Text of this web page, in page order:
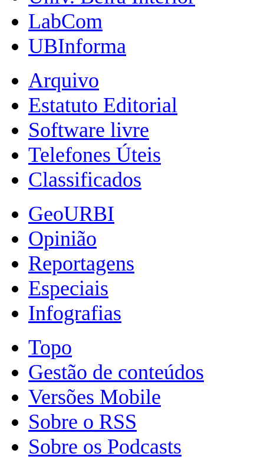
LabCom
UBInforma
Arquivo
Estatuto Editorial
Software livre
Telefones Úteis
Classificados
GeoURBI
Opinião
Reportagens
Especiais
Infografias
Topo
Gestão de conteúdos
Versões Mobile
Sobre o RSS
Sobre os Podcasts